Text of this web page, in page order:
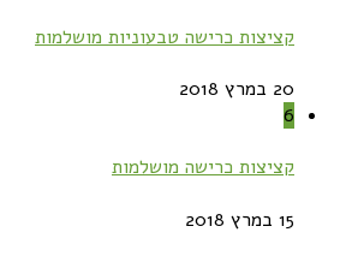
קציצות כרישה טבעוניות מושלמות
20 במרץ 2018
6
קציצות כרישה מושלמות
15 במרץ 2018